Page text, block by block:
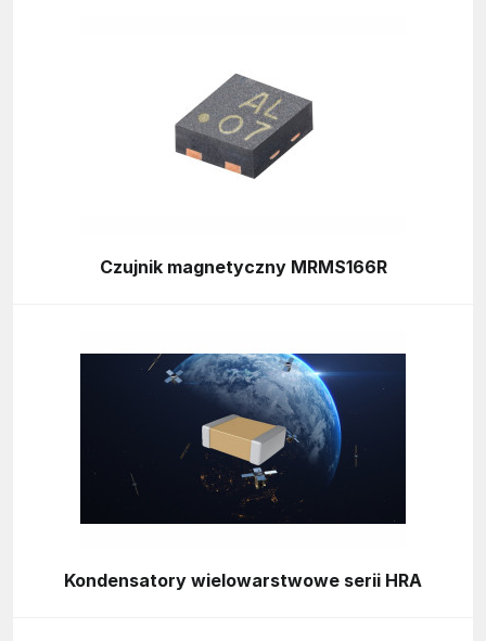
Czujnik magnetyczny MRMS166R
Kondensatory wielowarstwowe serii HRA